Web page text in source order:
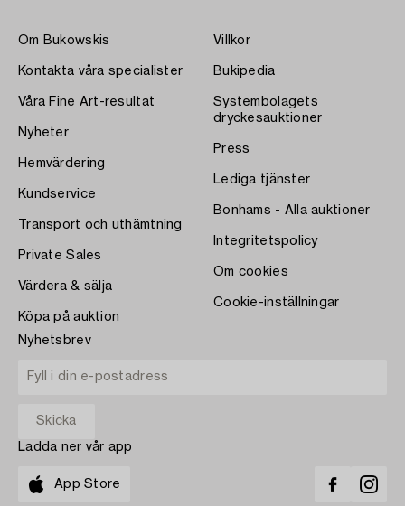
Om Bukowskis
Kontakta våra specialister
Våra Fine Art-resultat
Nyheter
Hemvärdering
Kundservice
Transport och uthämtning
Private Sales
Värdera & sälja
Köpa på auktion
Villkor
Bukipedia
Systembolagets
dryckesauktioner
Press
Lediga tjänster
Bonhams - Alla auktioner
Integritetspolicy
Om cookies
Cookie-inställningar
Nyhetsbrev
Ladda ner vår app
App Store